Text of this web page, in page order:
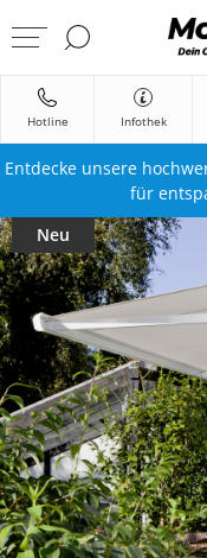
Hotline Infothek
Entdecke unsere
für
Neu